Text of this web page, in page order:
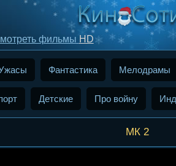
фильмы HD
Фантастика Мелодрамы
Детские Про войну
МК 2